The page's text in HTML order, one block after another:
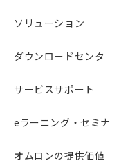
ソリューション
ダウンロードセンタ
サービスサポート
eラーニング・セミナ
オムロンの提供価値